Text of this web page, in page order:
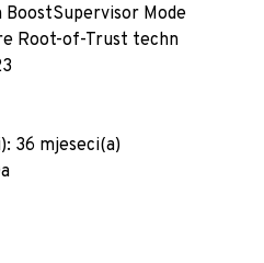
Mode
Root-of-Trust techn
36 mjeseci(a)